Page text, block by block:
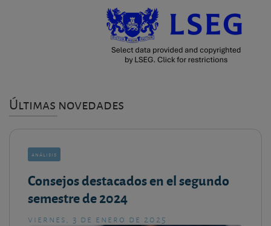
Últimas novedades
análisis
Consejos destacados en el segundo
semestre de 2024
viernes, 3 de enero de 2025